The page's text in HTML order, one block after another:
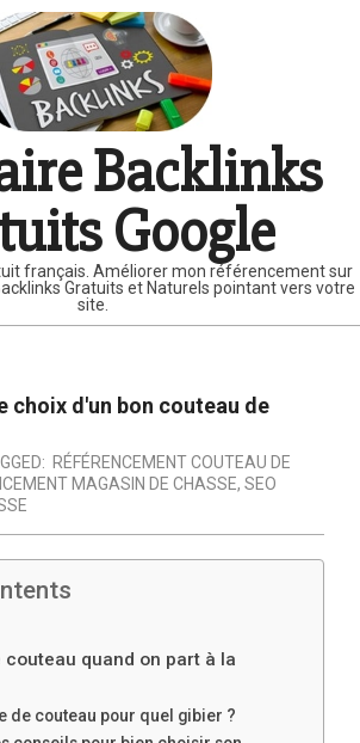
Backlinks
Google
français. Améliorer mon référencement sur
Gratuits et Naturels pointant vers votre
site.
choix d'un bon couteau de
RÉFÉRENCEMENT COUTEAU DE
MAGASIN DE CHASSE, SEO
couteau quand on part à la
de couteau pour quel gibier ?